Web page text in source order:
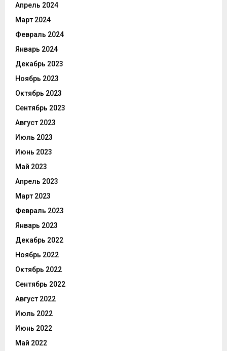
Апрель 2024
Март 2024
Февраль 2024
Январь 2024
Декабрь 2023
Ноябрь 2023
Октябрь 2023
Сентябрь 2023
Август 2023
Июль 2023
Июнь 2023
Май 2023
Апрель 2023
Март 2023
Февраль 2023
Январь 2023
Декабрь 2022
Ноябрь 2022
Октябрь 2022
Сентябрь 2022
Август 2022
Июль 2022
Июнь 2022
Май 2022